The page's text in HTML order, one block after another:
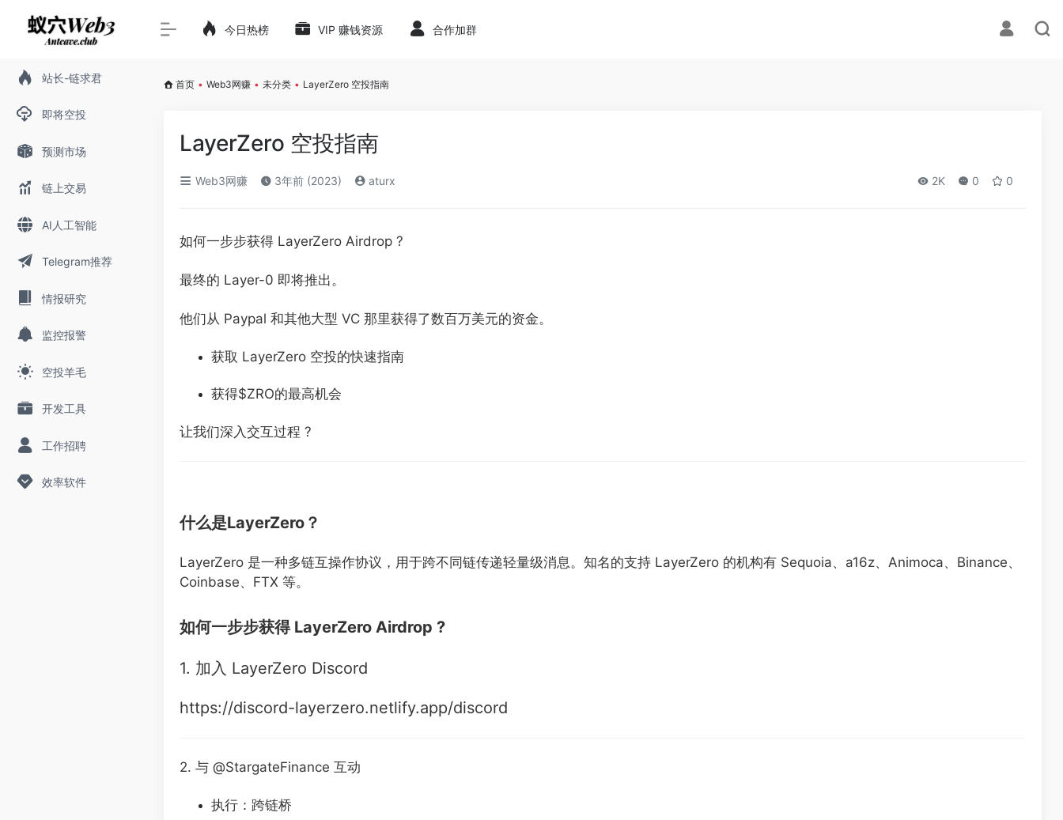
站长-链求君
即将空投
预测市场
链上交易
AI人工智能
Telegram推荐
情报研究
监控报警
空投羊毛
开发工具
工作招聘
效率软件
今日热榜 VIP 赚钱资源 合作加群
首页 • Web3网赚 • 未分类 • LayerZero 空投指南
LayerZero 空投指南
Web3网赚 3年前 (2023) aturx 2K 0 0
如何一步步获得 LayerZero Airdrop ?
最终的 Layer-0 即将推出。
他们从 Paypal 和其他大型 VC 那里获得了数百万美元的资金。
获取 LayerZero 空投的快速指南
获得$ZRO的最高机会
让我们深入交互过程 ?
什么是LayerZero？
LayerZero 是一种多链互操作协议，用于跨不同链传递轻量级消息。知名的支持 LayerZero 的机构有 Sequoia、a16z、Animoca、Binance、
Coinbase、FTX 等。
如何一步步获得 LayerZero Airdrop ?
1. 加入 LayerZero Discord
https://discord-layerzero.netlify.app/discord
2. 与 @StargateFinance 互动
执行：跨链桥